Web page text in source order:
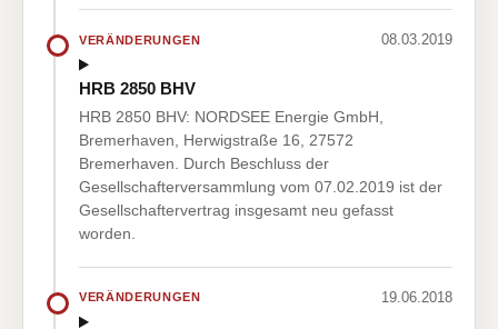
VERÄNDERUNGEN 08.03.2019
HRB 2850 BHV
HRB 2850 BHV: NORDSEE Energie GmbH,
Bremerhaven, Herwigstraße 16, 27572
Bremerhaven. Durch Beschluss der
Gesellschafterversammlung vom 07.02.2019 ist der
Gesellschaftervertrag insgesamt neu gefasst
worden.
VERÄNDERUNGEN 19.06.2018